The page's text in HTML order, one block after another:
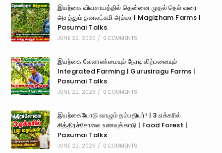
இயற்கை விவசாயத்தில் தென்னை முதல் நெல் வரை
அசத்தும் தனலட்சுமி அம்மா | Magizham Farms |
Pasumai Talks
JUNE 22, 2026 / 0 COMMENTS
இயற்கை வேளாண்மையும் நேரடி விற்பனையும்
Integrated Farming | Gurusiragu Farms |
Pasumai Talks
JUNE 22, 2026 / 0 COMMENTS
இயற்கையோடு வாழும் தம்பதியர்! | 3 ஏக்கரில்
சித்திரச்சோலை உணவுக்காடு | Food Forest |
Pasumai Talks
JUNE 22, 2026 / 0 COMMENTS